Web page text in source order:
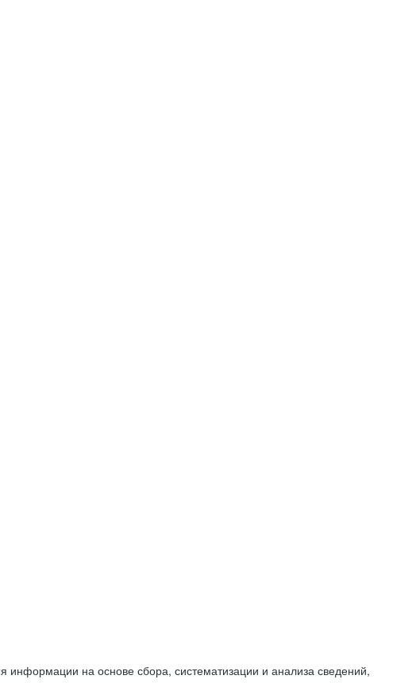
информации на основе сбора, систематизации и анализа сведений,